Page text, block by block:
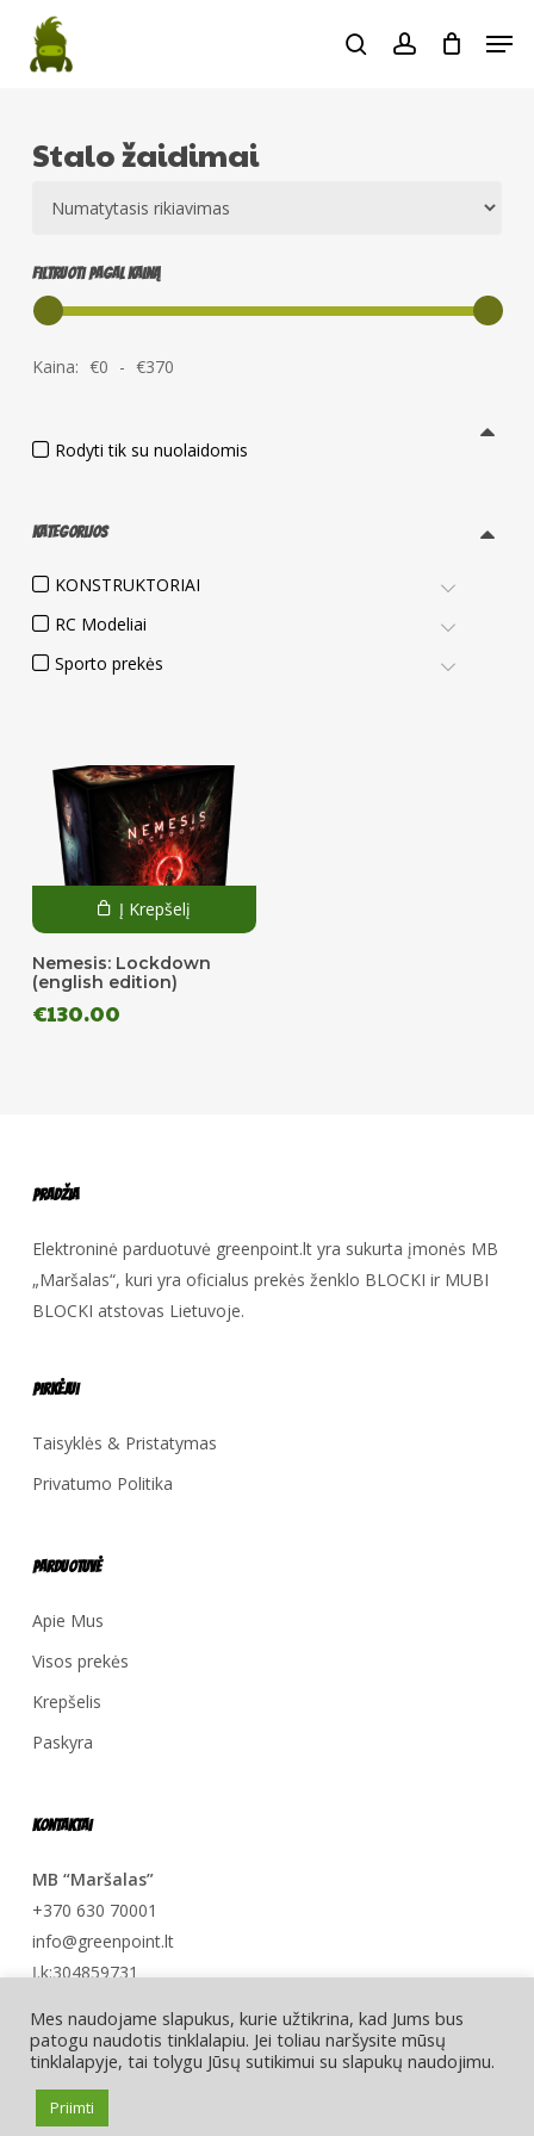
main
searchaccount
Stalo žaidimai
Filtruoti pagal kainą
Kaina: €0 - €370
Rodyti tik su nuolaidomis
Kategorijos
KONSTRUKTORIAI
RC Modeliai
Sporto prekės
Į Krepšelį
Nemesis: Lockdown
(english edition)
€130.00
Pradžia
Elektroninė parduotuvė greenpoint.lt yra sukurta įmonės MB
„Maršalas“, kuri yra oficialus prekės ženklo BLOCKI ir MUBI
BLOCKI atstovas Lietuvoje.
Pirkėjui
Taisyklės & Pristatymas
Privatumo Politika
Parduotuvė
Apie Mus
Visos prekės
Krepšelis
Paskyra
Kontaktai
MB “Maršalas”
+370 630 70001
info@greenpoint.lt
Į.k:304859731
© 2026 Greenpoint.lt.
Mes naudojame slapukus, kurie užtikrina, kad Jums bus
patogu naudotis tinklalapiu. Jei toliau naršysite mūsų
tinklalapyje, tai tolygu Jūsų sutikimui su slapukų naudojimu.
Priimti